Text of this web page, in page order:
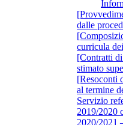
dalle
curricula
[Contratti
stimato
[Resoconti
al termine
Servizio
2019/2020
2020/2021